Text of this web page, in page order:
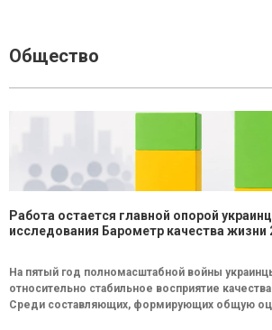
Общество
Работа остается главной опорой
исследования Барометр качества жизни
На пятый год полномасштабной войны
относительно стабильное восприятие
Среди составляющих, формирующих общую